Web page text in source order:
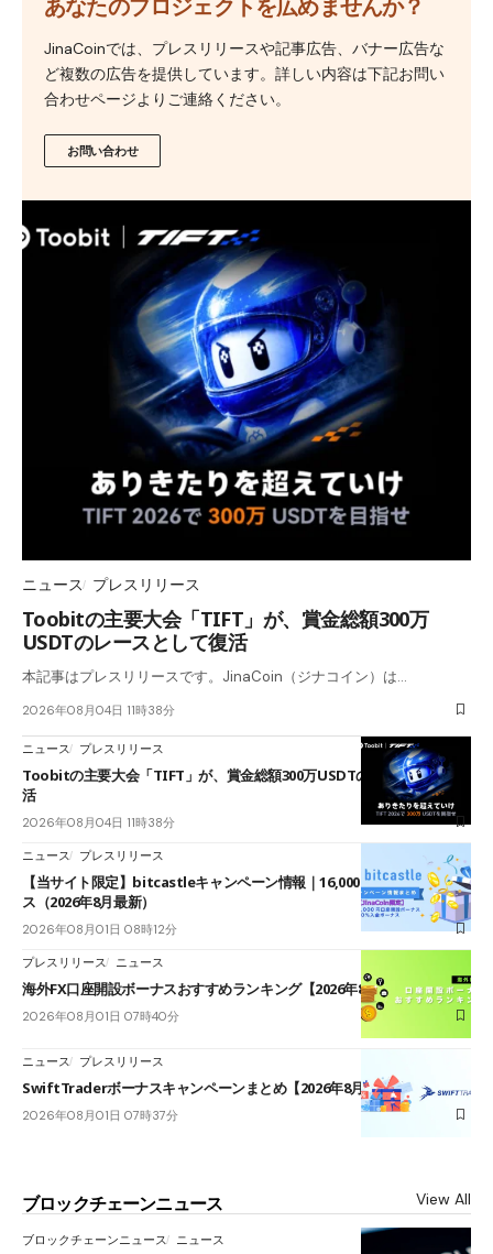
あなたのプロジェクトを広めませんか？
JinaCoinでは、プレスリリースや記事広告、バナー広告な
ど複数の広告を提供しています。詳しい内容は下記お問い
合わせページよりご連絡ください。
お問い合わせ
ニュース プレスリリース
Toobitの主要大会「TIFT」が、賞金総額300万
USDTのレースとして復活
本記事はプレスリリースです。JinaCoin（ジナコイン）は…
2026年08月04日 11時38分
ニュース プレスリリース
Toobitの主要大会「TIFT」が、賞金総額300万USDTのレースとして復
活
2026年08月04日 11時38分
ニュース プレスリリース
【当サイト限定】bitcastleキャンペーン情報｜16,000円口座開設ボーナ
ス（2026年8月最新）
2026年08月01日 08時12分
プレスリリース ニュース
海外FX口座開設ボーナスおすすめランキング【2026年8月最新】
2026年08月01日 07時40分
ニュース プレスリリース
SwiftTraderボーナスキャンペーンまとめ【2026年8月最新】
2026年08月01日 07時37分
ブロックチェーンニュース View All
ブロックチェーンニュース ニュース